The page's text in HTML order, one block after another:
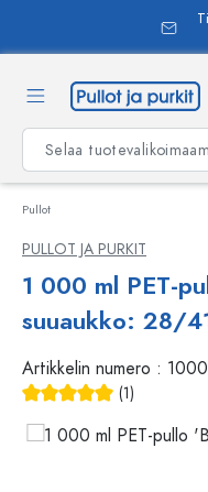
Pullot
PULLOT JA PURKIT
1 000 ml PET-
suuaukko: 28/
Artikkelin numero :
(1)